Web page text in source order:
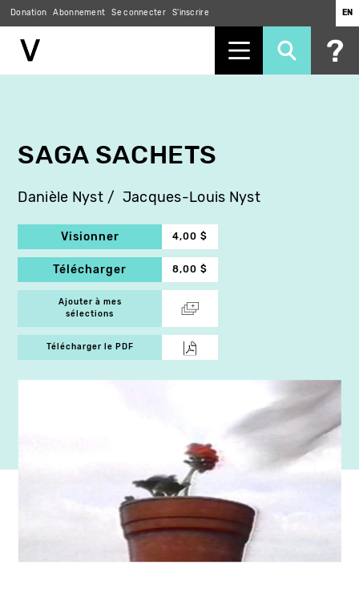
Donation Abonnement Se connecter S'inscrire EN
SAGA SACHETS
Danièle Nyst Jacques-Louis Nyst
Visionner 4,00 $
Télécharger 8,00 $
Ajouter à mes
sélections
Télécharger le PDF